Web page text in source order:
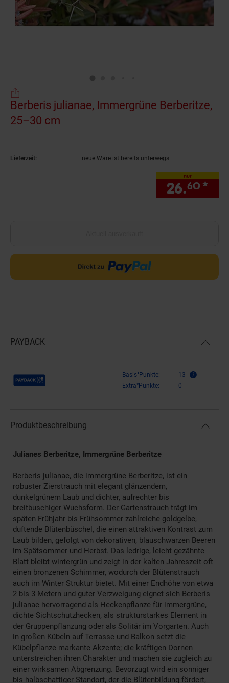
Berberis julianae, Immergrüne Berberitze,
25–30 cm
Lieferzeit: neue Ware ist bereits unterwegs
nur
26.60 *
PAYBACK
Payback Punkte Basis°Punkte:
13
Extra°Punkte:
0
Produktbeschreibung
Julianes Berberitze, Immergrüne Berberitze
Berberis julianae, die immergrüne Berberitze, ist ein
robuster Zierstrauch mit elegant glänzendem,
dunkelgrünem Laub und dichter, aufrechter bis
breitbuschiger Wuchsform. Der Gartenstrauch trägt im
späten Frühjahr bis Frühsommer zahlreiche goldgelbe,
duftende Blütenbüschel, die einen attraktiven Kontrast zum
Laub bilden, gefolgt von dekorativen, blauschwarzen Beeren
im Spätsommer und Herbst. Das ledrige, leicht gezähnte
Blatt bleibt wintergrün und zeigt in der kalten Jahreszeit oft
einen bronzenen Schimmer, wodurch der Blütenstrauch
auch im Winter Struktur bietet. Mit einer Endhöhe von etwa
2 bis 3 Metern und guter Verzweigung eignet sich Berberis
julianae hervorragend als Heckenpflanze für immergrüne,
dichte Sichtschutzhecken, als strukturstarkes Element in
der Gruppenpflanzung oder als Solitär im Vorgarten. Auch
in großen Kübeln auf Terrasse und Balkon setzt die
Kübelpflanze markante Akzente; die kräftigen Dornen
unterstreichen ihren Charakter und machen sie zugleich zu
einer wirksamen Abgrenzung. Bevorzugt wird ein sonniger
bis halbschattiger Standort, der die Blütenbildung fördert,